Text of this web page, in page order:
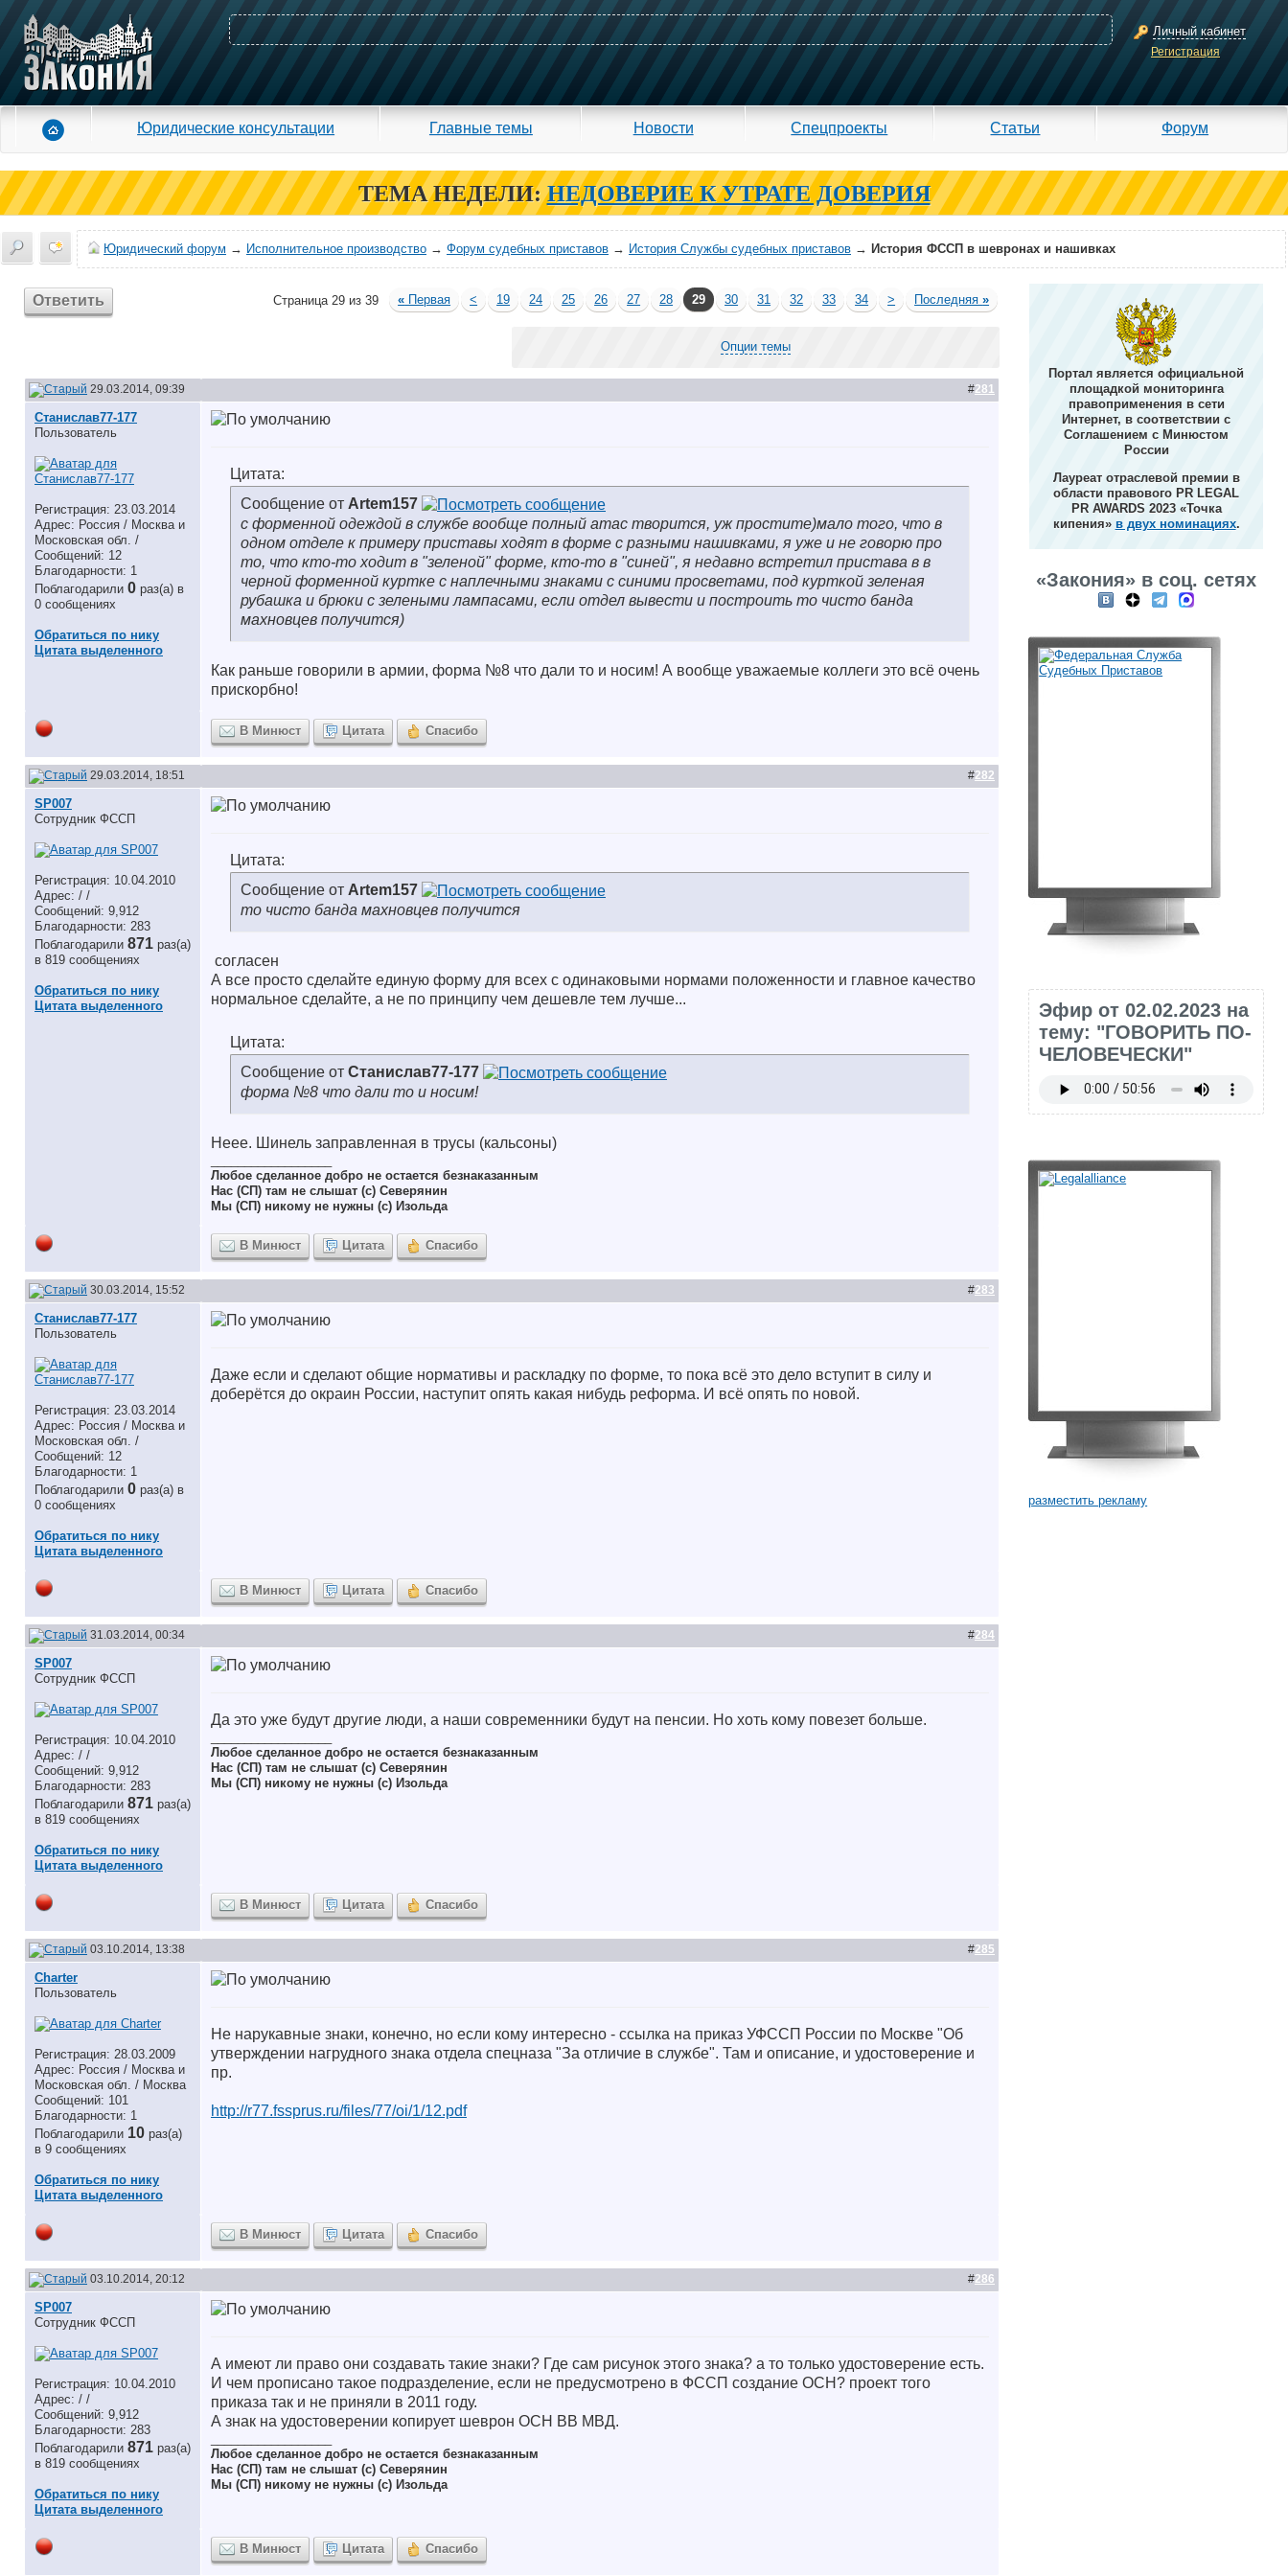
Личный кабинет
Регистрация
Юридические консультации Главные темы Новости Спецпроекты Статьи Форум
ТЕМА НЕДЕЛИ: НЕДОВЕРИЕ К УТРАТЕ ДОВЕРИЯ
Юридический форум → Исполнительное производство → Форум судебных приставов → История Службы судебных приставов → История ФССП в шевронах и нашивках
Ответить Страница 29 из 39 « Первая < 19 24 25 26 27 28 29 30 31 32 33 34 > Последняя»
Опции темы
29.03.2014, 09:39 #281
Станислав77-177
Пользователь
Регистрация: 23.03.2014
Адрес: Россия / Москва и
Московская обл. /
Сообщений: 12
Благодарности: 1
Поблагодарили 0 раз(а) в
0 сообщениях
Обратиться по нику
Цитата выделенного
Цитата:
Сообщение от Artem157
с форменной одеждой в службе вообще полный атас творится, уж простите)мало того, что в
одном отделе к примеру приставы ходят в форме с разными нашивками, я уже и не говорю про
то, что кто-то ходит в "зеленой" форме, кто-то в "синей", я недавно встретил пристава в в
черной форменной куртке с наплечными знаками с синими просветами, под курткой зеленая
рубашка и брюки с зелеными лампасами, если отдел вывести и построить то чисто банда
махновцев получится)
Как раньше говорили в армии, форма №8 что дали то и носим! А вообще уважаемые коллеги это всё очень
прискорбно!
В Минюст Цитата Спасибо
29.03.2014, 18:51 #282
SP007
Сотрудник ФССП
Регистрация: 10.04.2010
Адрес: / /
Сообщений: 9,912
Благодарности: 283
Поблагодарили 871 раз(а)
в 819 сообщениях
Обратиться по нику
Цитата выделенного
Цитата:
Сообщение от Artem157
то чисто банда махновцев получится
согласен
А все просто сделайте единую форму для всех с одинаковыми нормами положенности и главное качество
нормальное сделайте, а не по принципу чем дешевле тем лучше...
Цитата:
Сообщение от Станислав77-177
форма №8 что дали то и носим!
Неее. Шинель заправленная в трусы (кальсоны)
Любое сделанное добро не остается безнаказанным
Нас (СП) там не слышат (с) Северянин
Мы (СП) никому не нужны (с) Изольда
В Минюст Цитата Спасибо
30.03.2014, 15:52 #283
Станислав77-177
Пользователь
Регистрация: 23.03.2014
Адрес: Россия / Москва и
Московская обл. /
Сообщений: 12
Благодарности: 1
Поблагодарили 0 раз(а) в
0 сообщениях
Обратиться по нику
Цитата выделенного
Даже если и сделают общие нормативы и раскладку по форме, то пока всё это дело вступит в силу и
доберётся до окраин России, наступит опять какая нибудь реформа. И всё опять по новой.
В Минюст Цитата Спасибо
31.03.2014, 00:34 #284
SP007
Сотрудник ФССП
Регистрация: 10.04.2010
Адрес: / /
Сообщений: 9,912
Благодарности: 283
Поблагодарили 871 раз(а)
в 819 сообщениях
Обратиться по нику
Цитата выделенного
Да это уже будут другие люди, а наши современники будут на пенсии. Но хоть кому повезет больше.
Любое сделанное добро не остается безнаказанным
Нас (СП) там не слышат (с) Северянин
Мы (СП) никому не нужны (с) Изольда
В Минюст Цитата Спасибо
03.10.2014, 13:38 #285
Charter
Пользователь
Регистрация: 28.03.2009
Адрес: Россия / Москва и
Московская обл. / Москва
Сообщений: 101
Благодарности: 1
Поблагодарили 10 раз(а)
в 9 сообщениях
Обратиться по нику
Цитата выделенного
Не нарукавные знаки, конечно, но если кому интересно - ссылка на приказ УФССП России по Москве "Об
утверждении нагрудного знака отдела спецназа "За отличие в службе". Там и описание, и удостоверение и
пр.
http://r77.fssprus.ru/files/77/oi/1/12.pdf
В Минюст Цитата Спасибо
03.10.2014, 20:12 #286
SP007
Сотрудник ФССП
Регистрация: 10.04.2010
Адрес: / /
Сообщений: 9,912
Благодарности: 283
Поблагодарили 871 раз(а)
в 819 сообщениях
Обратиться по нику
Цитата выделенного
А имеют ли право они создавать такие знаки? Где сам рисунок этого знака? а то только удостоверение есть.
И чем прописано такое подразделение, если не предусмотрено в ФССП создание ОСН? проект того
приказа так и не приняли в 2011 году.
А знак на удостоверении копирует шеврон ОСН ВВ МВД.
Любое сделанное добро не остается безнаказанным
Нас (СП) там не слышат (с) Северянин
Мы (СП) никому не нужны (с) Изольда
В Минюст Цитата Спасибо
Портал является официальной
площадкой мониторинга
правоприменения в сети
Интернет, в соответствии с
Соглашением с Минюстом
России
Лауреат отраслевой премии в
области правового PR LEGAL
PR AWARDS 2023 «Точка
кипения» в двух номинациях.
«Закония» в соц. сетях
Эфир от 02.02.2023 на
тему: "ГОВОРИТЬ ПО-
ЧЕЛОВЕЧЕСКИ"
разместить рекламу